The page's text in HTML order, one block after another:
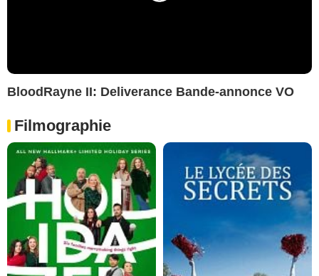
BloodRayne II: Deliverance Bande-annonce VO
Filmographie